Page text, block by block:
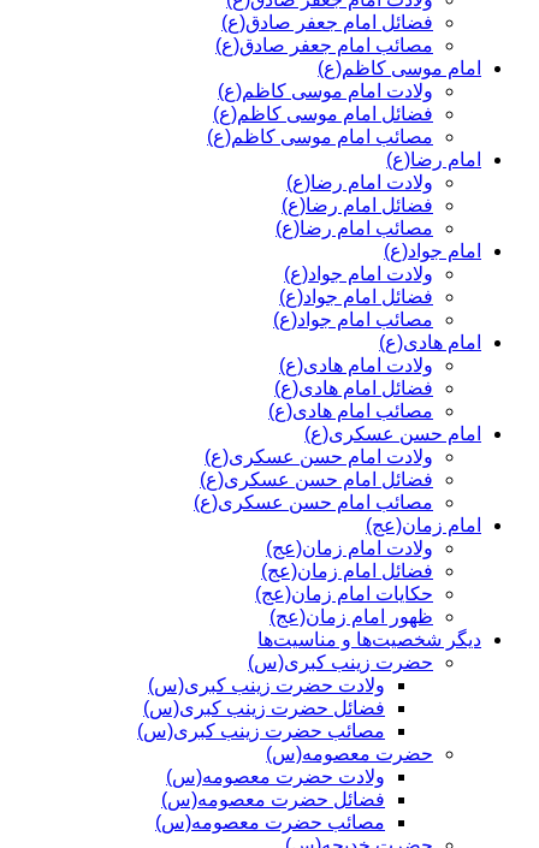
فضائل امام جعفر صادق(ع)
مصائب امام جعفر صادق(ع)
امام موسی کاظم(ع)
ولادت امام موسی کاظم(ع)
فضائل امام موسی کاظم(ع)
مصائب امام موسی کاظم(ع)
امام رضا(ع)
ولادت امام رضا(ع)
فضائل امام رضا(ع)
مصائب امام رضا(ع)
امام جواد(ع)
ولادت امام جواد(ع)
فضائل امام جواد(ع)
مصائب امام جواد(ع)
امام هادی(ع)
ولادت امام هادی(ع)
فضائل امام هادی(ع)
مصائب امام هادی(ع)
امام حسن عسکری(ع)
ولادت امام حسن عسکری(ع)
فضائل امام حسن عسکری(ع)
مصائب امام حسن عسکری(ع)
امام زمان(عج)
ولادت امام زمان(عج)
فضائل امام زمان(عج)
حکایات امام زمان(عج)
ظهور امام زمان(عج)
دیگر شخصیت‌ها و مناسیت‌ها
حضرت زینب کبری(س)
ولادت حضرت زینب کبری(س)
فضائل حضرت زینب کبری(س)
مصائب حضرت زینب کبری(س)
حضرت معصومه(س)
ولادت حضرت معصومه(س)
فضائل حضرت معصومه(س)
مصائب حضرت معصومه(س)